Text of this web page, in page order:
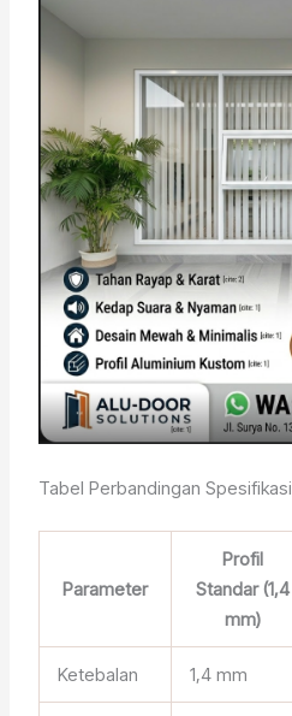
Tabel Perbandingan Spesifikasi
Parameter
Profil
Standar (1,4
mm)
Ketebalan 1,4 mm